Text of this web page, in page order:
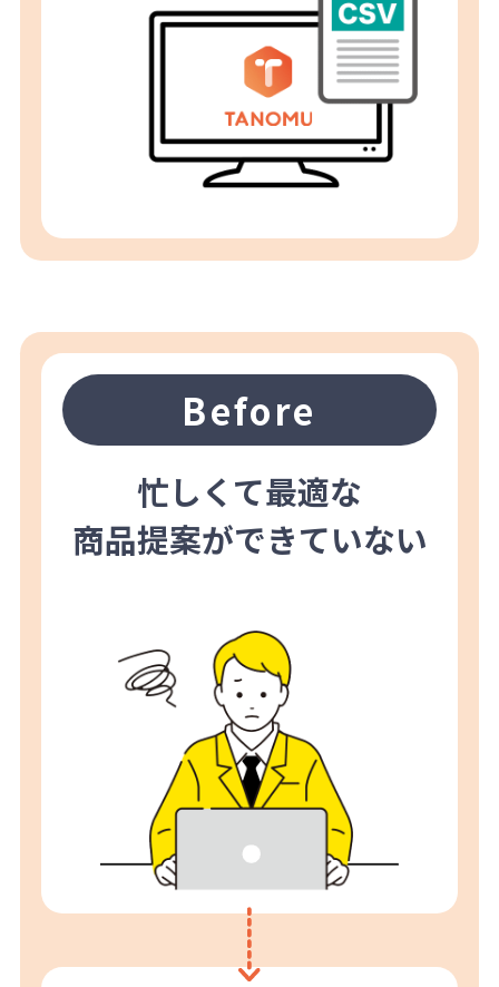
Before
忙しくて最適な
商品提案ができていない